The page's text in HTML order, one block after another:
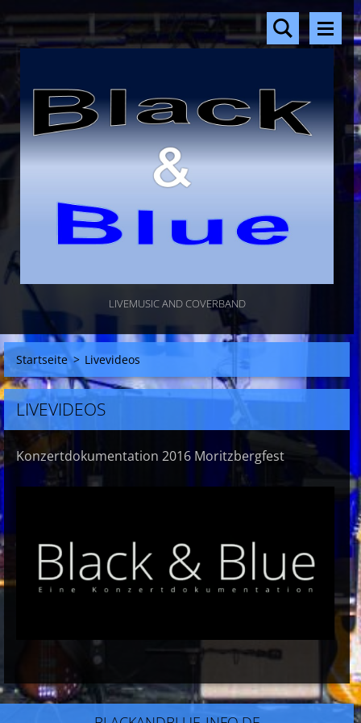
LIVEMUSIC AND COVERBAND
Startseite > Livevideos
LIVEVIDEOS
Konzertdokumentation 2016 Moritzbergfest